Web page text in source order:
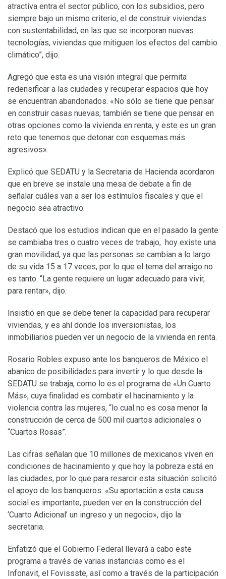
atractiva entra el sector público, con los subsidios, pero
siempre bajo un mismo criterio, el de construir viviendas
con sustentabilidad, en las que se incorporan nuevas
tecnologías, viviendas que mitiguen los efectos del cambio
climático”, dijo.
Agregó que esta es una visión integral que permita
redensificar a las ciudades y recuperar espacios que hoy
se encuentran abandonados. «No sólo se tiene que pensar
en construir casas nuevas; también se tiene que pensar en
otras opciones como la vivienda en renta, y este es un gran
reto que tenemos que detonar con esquemas más
agresivos».
Explicó que SEDATU y la Secretaria de Hacienda acordaron
que en breve se instale una mesa de debate a fin de
señalar cuáles van a ser los estímulos fiscales y que el
negocio sea atractivo.
Destacó que los estudios indican que en el pasado la gente
se cambiaba tres o cuatro veces de trabajo, hoy existe una
gran movilidad, ya que las personas se cambian a lo largo
de su vida 15 a 17 veces, por lo que el tema del arraigo no
es tanto. “La gente requiere un lugar adecuado para vivir,
para rentar», dijo.
Insistió en que se debe tener la capacidad para recuperar
viviendas, y es ahí donde los inversionistas, los
inmobiliarios pueden ver un negocio de la vivienda en renta.
Rosario Robles expuso ante los banqueros de México el
abanico de posibilidades para invertir y lo que desde la
SEDATU se trabaja, como lo es el programa de «Un Cuarto
Más», cuya finalidad es combatir el hacinamiento y la
violencia contra las mujeres, “lo cual no es cosa menor la
construcción de cerca de 500 mil cuartos adicionales o
“Cuartos Rosas”.
Las cifras señalan que 10 millones de mexicanos viven en
condiciones de hacinamiento y que hoy la pobreza está en
las ciudades, por lo que para resarcir esta situación solicitó
el apoyo de los banqueros. «Su aportación a esta causa
social es importante, pueden ver en la construcción del
‘Cuarto Adicional’ un ingreso y un negocio», dijo la
secretaria.
Enfatizó que el Gobierno Federal llevará a cabo este
programa a través de varias instancias como es el
Infonavit, el Fovissste, así como a través de la participación